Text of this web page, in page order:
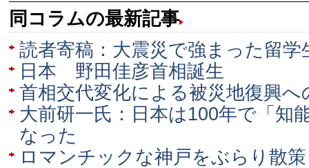
同コラムの最新記事
読者寄稿：大震災で強まった留学
日本 野田佳彦首相誕生
首相交代変化による被災地復興へ
大前研一氏：日本は100年で「知
なった
ロマンチックな神戸をぶらり散策